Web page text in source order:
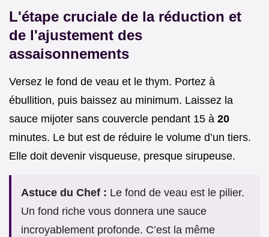
L'étape cruciale de la réduction et
de l'ajustement des
assaisonnements
Versez le fond de veau et le thym. Portez à
ébullition, puis baissez au minimum. Laissez la
sauce mijoter sans couvercle pendant 15 à 20
minutes. Le but est de réduire le volume d’un tiers.
Elle doit devenir visqueuse, presque sirupeuse.
Astuce du Chef : Le fond de veau est le pilier.
Un fond riche vous donnera une sauce
incroyablement profonde. C’est la même